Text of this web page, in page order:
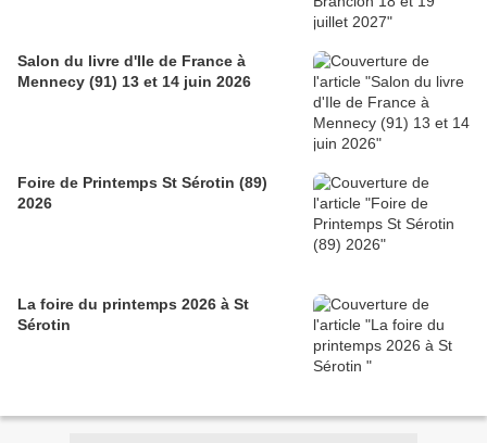
Salon du livre d'Ile de France à
Mennecy (91) 13 et 14 juin 2026
Foire de Printemps St Sérotin (89)
2026
La foire du printemps 2026 à St
Sérotin